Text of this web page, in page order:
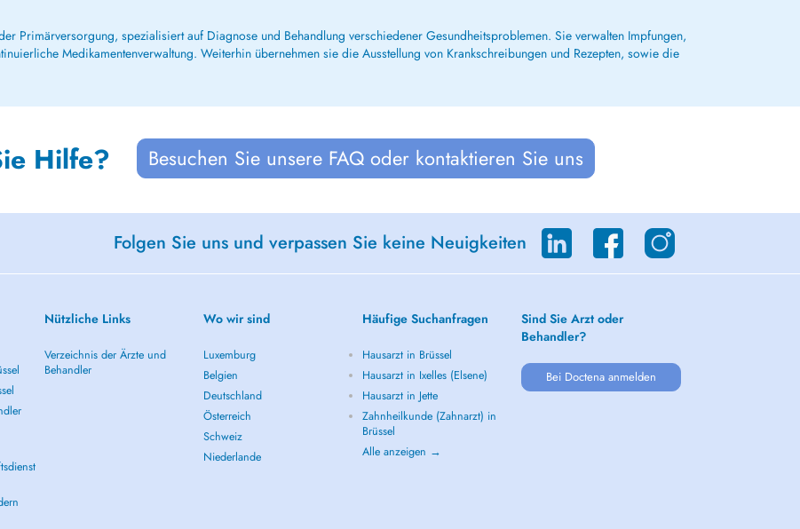
Primärversorgung, spezialisiert auf Diagnose und Behandlung verschiedener Gesundheitsproblemen. Sie verwalten Impfungen,
Medikamentenverwaltung. Weiterhin übernehmen sie die Ausstellung von Krankschreibungen und Rezepten, sowie die
Hilfe? Besuchen Sie unsere FAQ oder kontaktieren Sie uns
Folgen Sie uns und verpassen Sie keine Neuigkeiten
Nützliche Links
Verzeichnis der Ärzte und
Behandler
Wo wir sind
Luxemburg
Belgien
Deutschland
Österreich
Schweiz
Niederlande
Häufige Suchanfragen
Hausarzt in Brüssel
Hausarzt in Ixelles (Elsene)
Hausarzt in Jette
Zahnheilkunde (Zahnarzt) in
Brüssel
Alle anzeigen →
Sind Sie Arzt oder
Behandler?
Bei Doctena anmelden